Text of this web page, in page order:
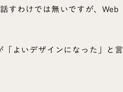
すわけでは無いですが、Web
よいデザインになった」と言